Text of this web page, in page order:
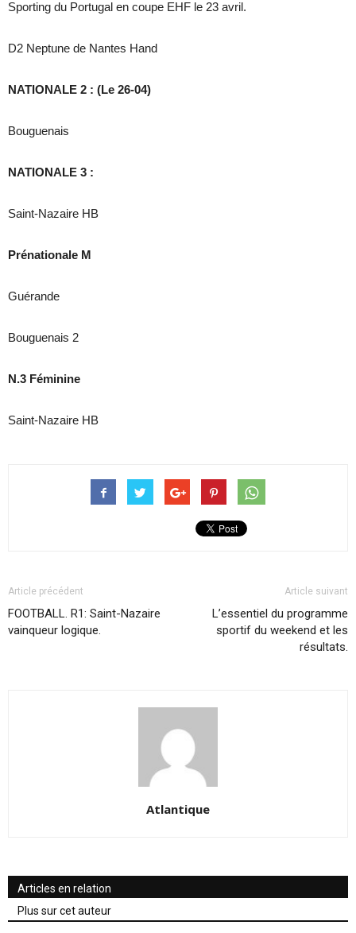
Sporting du Portugal en coupe EHF le 23 avril.
D2 Neptune de Nantes Hand
NATIONALE 2 : (Le 26-04)
Bouguenais
NATIONALE 3 :
Saint-Nazaire HB
Prénationale M
Guérande
Bouguenais 2
N.3 Féminine
Saint-Nazaire HB
Article précédent
FOOTBALL. R1: Saint-Nazaire
vainqueur logique.
Article suivant
L’essentiel du programme
sportif du weekend et les
résultats.
Atlantique
Articles en relation
Plus sur cet auteur